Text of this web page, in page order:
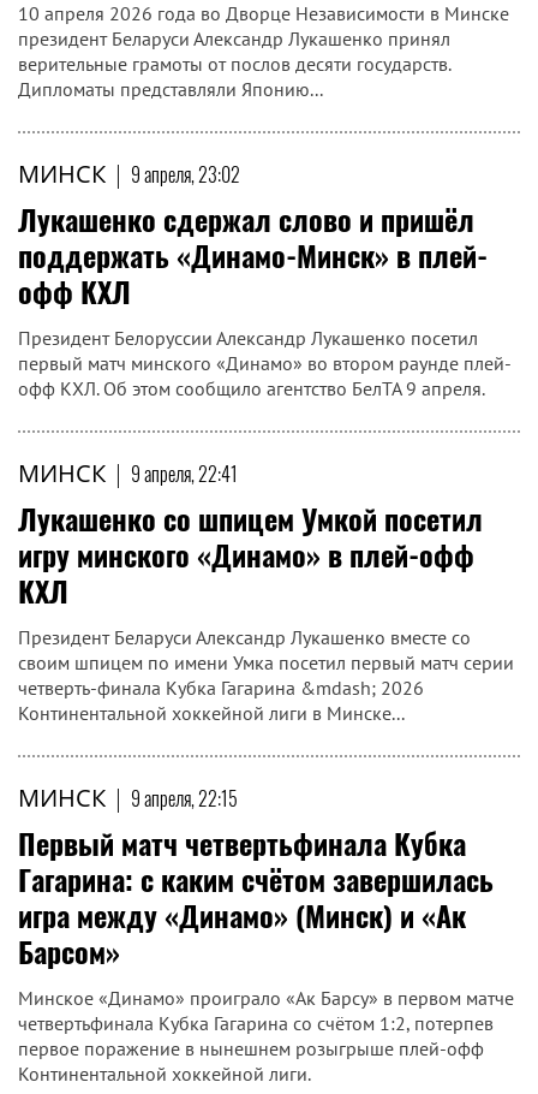
10 апреля 2026 года во Дворце Независимости в Минске
президент Беларуси Александр Лукашенко принял
верительные грамоты от послов десяти государств.
Дипломаты представляли Японию...
МИНСК | 9 апреля, 23:02
Лукашенко сдержал слово и пришёл
поддержать «Динамо-Минск» в плей-
офф КХЛ
Президент Белоруссии Александр Лукашенко посетил
первый матч минского «Динамо» во втором раунде плей-
офф КХЛ. Об этом сообщило агентство БелТА 9 апреля.
МИНСК | 9 апреля, 22:41
Лукашенко со шпицем Умкой посетил
игру минского «Динамо» в плей-офф
КХЛ
Президент Беларуси Александр Лукашенко вместе со
своим шпицем по имени Умка посетил первый матч серии
четверть-финала Кубка Гагарина &mdash; 2026
Континентальной хоккейной лиги в Минске...
МИНСК | 9 апреля, 22:15
Первый матч четвертьфинала Кубка
Гагарина: с каким счётом завершилась
игра между «Динамо» (Минск) и «Ак
Барсом»
Минское «Динамо» проиграло «Ак Барсу» в первом матче
четвертьфинала Кубка Гагарина со счётом 1:2, потерпев
первое поражение в нынешнем розыгрыше плей-офф
Континентальной хоккейной лиги.